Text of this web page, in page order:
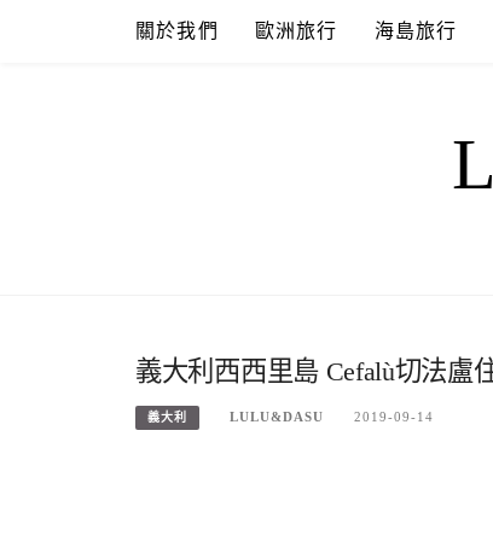
關於我們 歐洲旅行 海島旅行
義大利西西里島 Cefalù切法盧
義大利 LULU&DASU 2019-09-14